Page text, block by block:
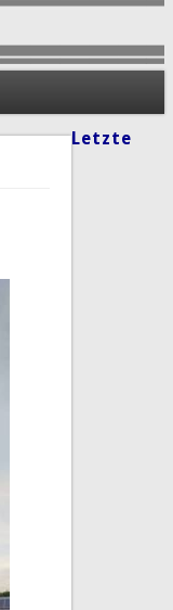
Letzte